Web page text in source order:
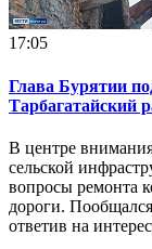
17:05
Глава Бурятии
Тарбагатайский
В центре
сельской
вопросы ремонта
дороги.
ответив на